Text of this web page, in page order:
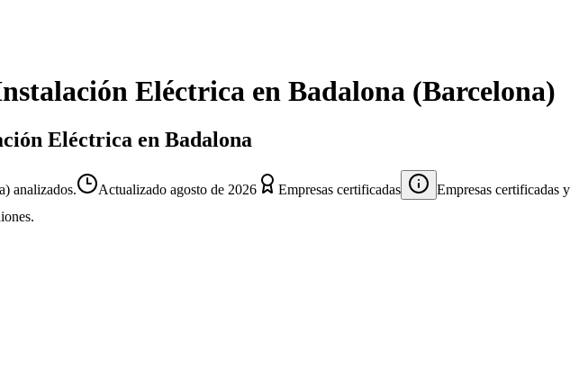
Eléctrica en Badalona (Barcelona)
Eléctrica en Badalona
analizados. Actualizado agosto de 2026 Empresas certificadas
Empresas certificadas y